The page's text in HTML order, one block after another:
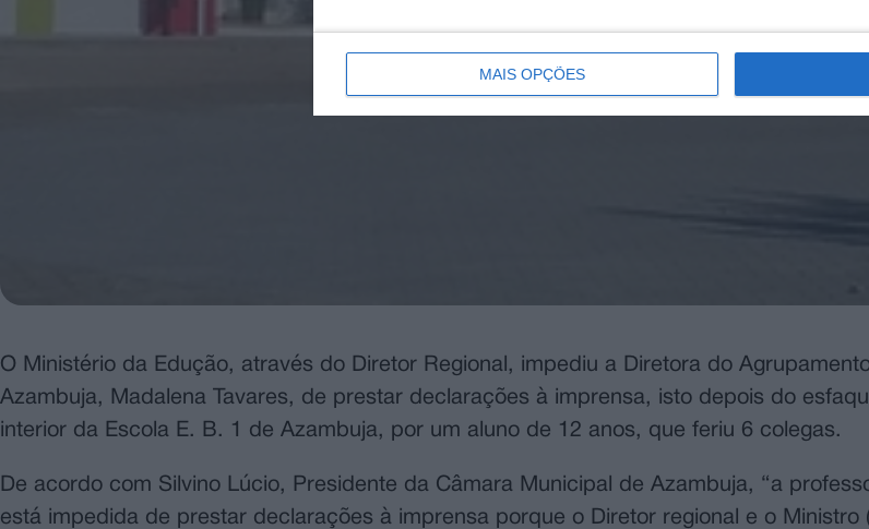
MAIS OPÇÕES
O Ministério da Edução, através do Diretor Regional, impediu a Diretora do
Azambuja, Madalena Tavares, de prestar declarações à imprensa, isto depois do
interior da Escola E. B. 1 de Azambuja, por um aluno de 12 anos, que feriu 6 colegas.
De acordo com Silvino Lúcio, Presidente da Câmara Municipal de Azambuja, “a
está impedida de prestar declarações à imprensa porque o Diretor regional e o Ministro